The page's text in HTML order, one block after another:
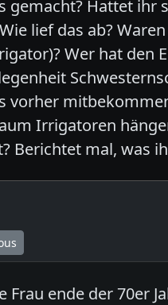
gemacht? Hattet ihr
lief das ab?
Wer hat den
vorher
Irrigatoren
Berichtet mal, was
ende der 70er